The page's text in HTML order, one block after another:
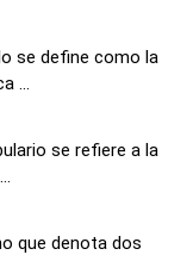
se define como la
...
se refiere a la
que denota dos